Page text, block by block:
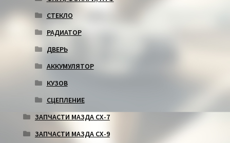
СТЕКЛО
РАДИАТОР
ДВЕРЬ
АККУМУЛЯТОР
КУЗОВ
СЦЕПЛЕНИЕ
ЗАПЧАСТИ МАЗДА СХ-7
ЗАПЧАСТИ МАЗДА СХ-9